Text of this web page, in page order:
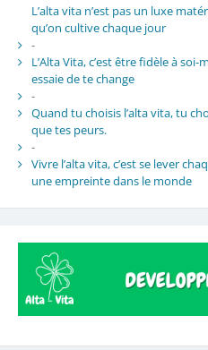
L’alta vita n’est pas un luxe
qu’on cultive chaque jour
-
L’Alta Vita, c’est être fidèle à
essaie de te change
-
Quand tu choisis l’alta vita, tu
que tes peurs.
-
Vivre l’alta vita, c’est se lever
une empreinte dans le monde